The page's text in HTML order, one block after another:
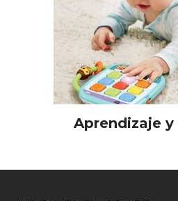
Aprendizaje